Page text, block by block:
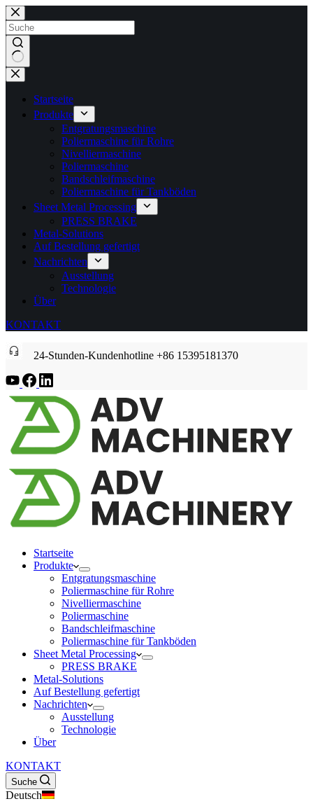
Zum
Inhalt
springen
Keine
Ergebnisse
Startseite
Produkte
Entgratungsmaschine
Poliermaschine für Rohre
Nivelliermaschine
Poliermaschine
Bandschleifmaschine
Poliermaschine für Tankböden
Sheet Metal Processing
PRESS BRAKE
Metal-Solutions
Auf Bestellung gefertigt
Nachrichten
Ausstellung
Technologie
Über
KONTAKT
24-Stunden-Kundenhotline +86 15395181370
Startseite
Produkte
Entgratungsmaschine
Poliermaschine für Rohre
Nivelliermaschine
Poliermaschine
Bandschleifmaschine
Poliermaschine für Tankböden
Sheet Metal Processing
PRESS BRAKE
Metal-Solutions
Auf Bestellung gefertigt
Nachrichten
Ausstellung
Technologie
Über
KONTAKT
Suche
Deutsch